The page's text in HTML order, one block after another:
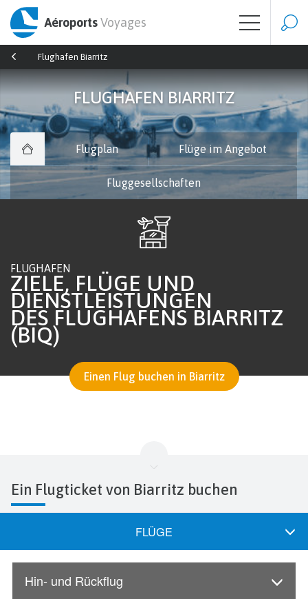
AéroportsVoyages
Flughafen Biarritz
FLUGHAFEN BIARRITZ
Flugplan Flüge im Angebot
Fluggesellschaften
FLUGHAFEN
ZIELE, FLÜGE UND
DIENSTLEISTUNGEN
DES FLUGHAFENS BIARRITZ
(BIQ)
Einen Flug buchen in Biarritz
Ein Flugticket von Biarritz buchen